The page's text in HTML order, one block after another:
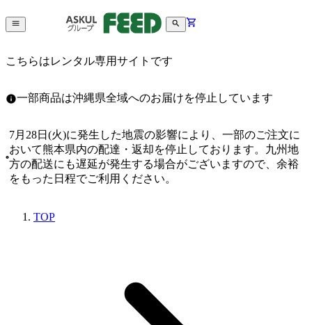
こちらはレンタル専用サイトです
一部商品は沖縄県全域へのお届けを停止しています
7月28日(火)に発生した地震の影響により、一部のご注文に
おいて熊本県内の配達・返却を停止しております。九州地
方の配送にも遅延が発生する場合がございますので、余裕
をもった日程でご利用ください。
TOP